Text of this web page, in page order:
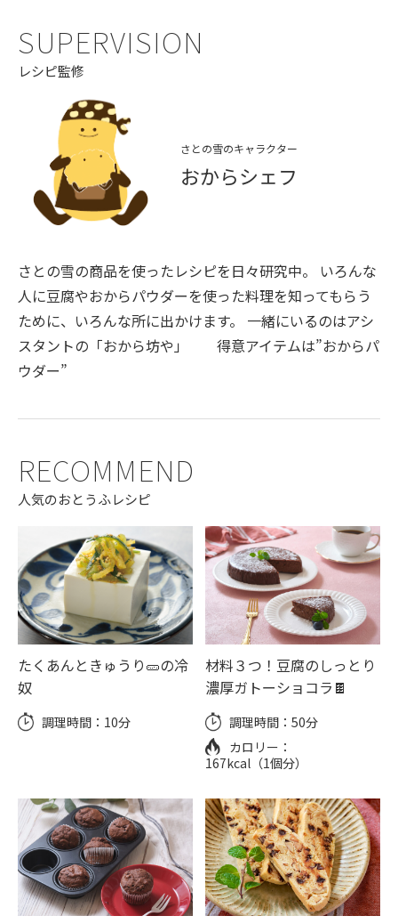
SUPERVISION
レシピ監修
さとの雪のキャラクター
おからシェフ
さとの雪の商品を使ったレシピを日々研究中。 いろんな
人に豆腐やおからパウダーを使った料理を知ってもらう
ために、いろんな所に出かけます。 一緒にいるのはアシ
スタントの「おから坊や」 得意アイテムは”おからパ
ウダー”
RECOMMEND
人気のおとうふレシピ
たくあんときゅうり🥒の冷
奴
調理時間： 10分
材料３つ！豆腐のしっとり
濃厚ガトーショコラ🍫
調理時間： 50分
カロリー：
167kcal（1個分）